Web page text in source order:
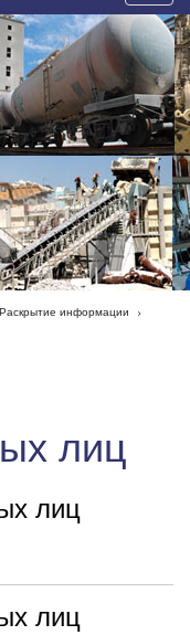
Раскрытие информации
лиц
лиц
лиц